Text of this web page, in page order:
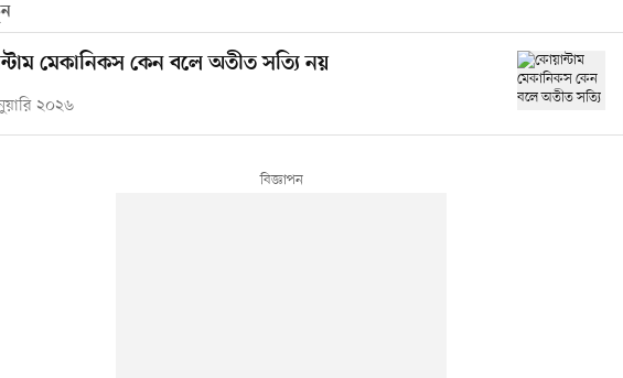
মেকানিকস কেন বলে অতীত সত্যি নয়
২০২৬